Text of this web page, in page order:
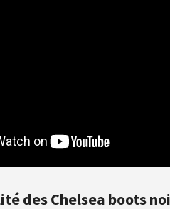
des Chelsea boots